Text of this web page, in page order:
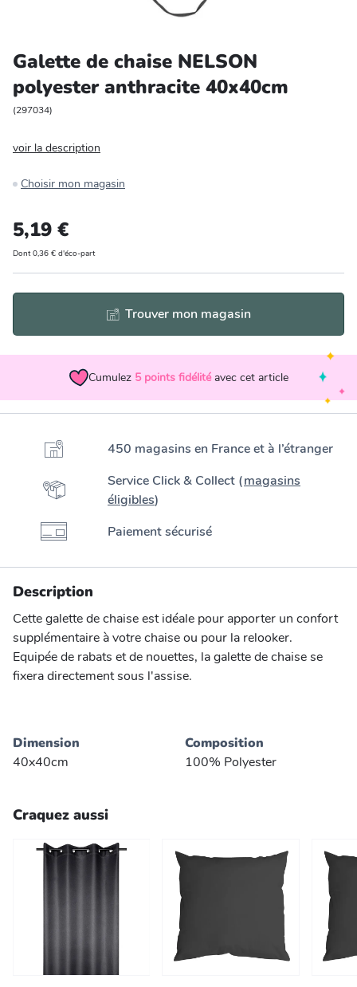
Bricolage et auto
Jardin et plein air
Galette de chaise NELSON
polyester anthracite 40x40cm
(297034)
voir la description
Choisir mon magasin
5,19 €
Dont 0,36 € d'éco-part
Trouver mon magasin
Cumulez 5 points fidélité avec cet article
450 magasins en France et à l’étranger
Service Click & Collect (magasins
éligibles)
Paiement sécurisé
Description
Cette galette de chaise est idéale pour apporter un confort
supplémentaire à votre chaise ou pour la relooker.
Equipée de rabats et de nouettes, la galette de chaise se
fixera directement sous l'assise.
Dimension
40x40cm
Composition
100% Polyester
Craquez aussi